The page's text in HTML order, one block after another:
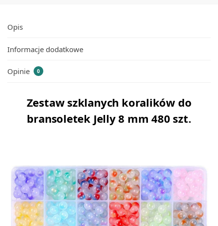
Opis
Informacje dodatkowe
Opinie 0
Zestaw szklanych koralików do
bransoletek Jelly 8 mm 480 szt.